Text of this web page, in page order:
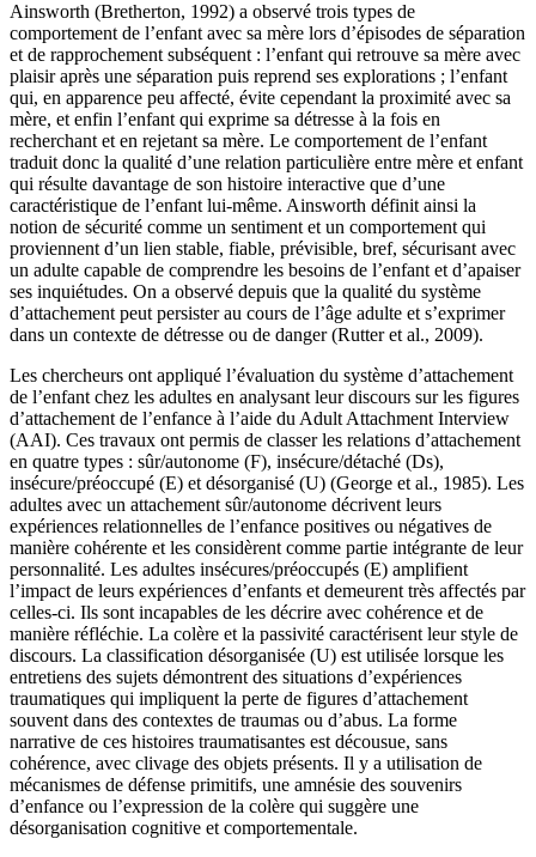
Ainsworth (Bretherton, 1992) a observé trois types de
comportement de l’enfant avec sa mère lors d’épisodes de séparation
et de rapprochement subséquent : l’enfant qui retrouve sa mère avec
plaisir après une séparation puis reprend ses explorations ; l’enfant
qui, en apparence peu affecté, évite cependant la proximité avec sa
mère, et enfin l’enfant qui exprime sa détresse à la fois en
recherchant et en rejetant sa mère. Le comportement de l’enfant
traduit donc la qualité d’une relation particulière entre mère et enfant
qui résulte davantage de son histoire interactive que d’une
caractéristique de l’enfant lui-même. Ainsworth définit ainsi la
notion de sécurité comme un sentiment et un comportement qui
proviennent d’un lien stable, fiable, prévisible, bref, sécurisant avec
un adulte capable de comprendre les besoins de l’enfant et d’apaiser
ses inquiétudes. On a observé depuis que la qualité du système
d’attachement peut persister au cours de l’âge adulte et s’exprimer
dans un contexte de détresse ou de danger (Rutter et al., 2009).
Les chercheurs ont appliqué l’évaluation du système d’attachement
de l’enfant chez les adultes en analysant leur discours sur les figures
d’attachement de l’enfance à l’aide du Adult Attachment Interview
(AAI). Ces travaux ont permis de classer les relations d’attachement
en quatre types : sûr/autonome (F), insécure/détaché (Ds),
insécure/préoccupé (E) et désorganisé (U) (George et al., 1985). Les
adultes avec un attachement sûr/autonome décrivent leurs
expériences relationnelles de l’enfance positives ou négatives de
manière cohérente et les considèrent comme partie intégrante de leur
personnalité. Les adultes insécures/préoccupés (E) amplifient
l’impact de leurs expériences d’enfants et demeurent très affectés par
celles-ci. Ils sont incapables de les décrire avec cohérence et de
manière réfléchie. La colère et la passivité caractérisent leur style de
discours. La classification désorganisée (U) est utilisée lorsque les
entretiens des sujets démontrent des situations d’expériences
traumatiques qui impliquent la perte de figures d’attachement
souvent dans des contextes de traumas ou d’abus. La forme
narrative de ces histoires traumatisantes est décousue, sans
cohérence, avec clivage des objets présents. Il y a utilisation de
mécanismes de défense primitifs, une amnésie des souvenirs
d’enfance ou l’expression de la colère qui suggère une
désorganisation cognitive et comportementale.